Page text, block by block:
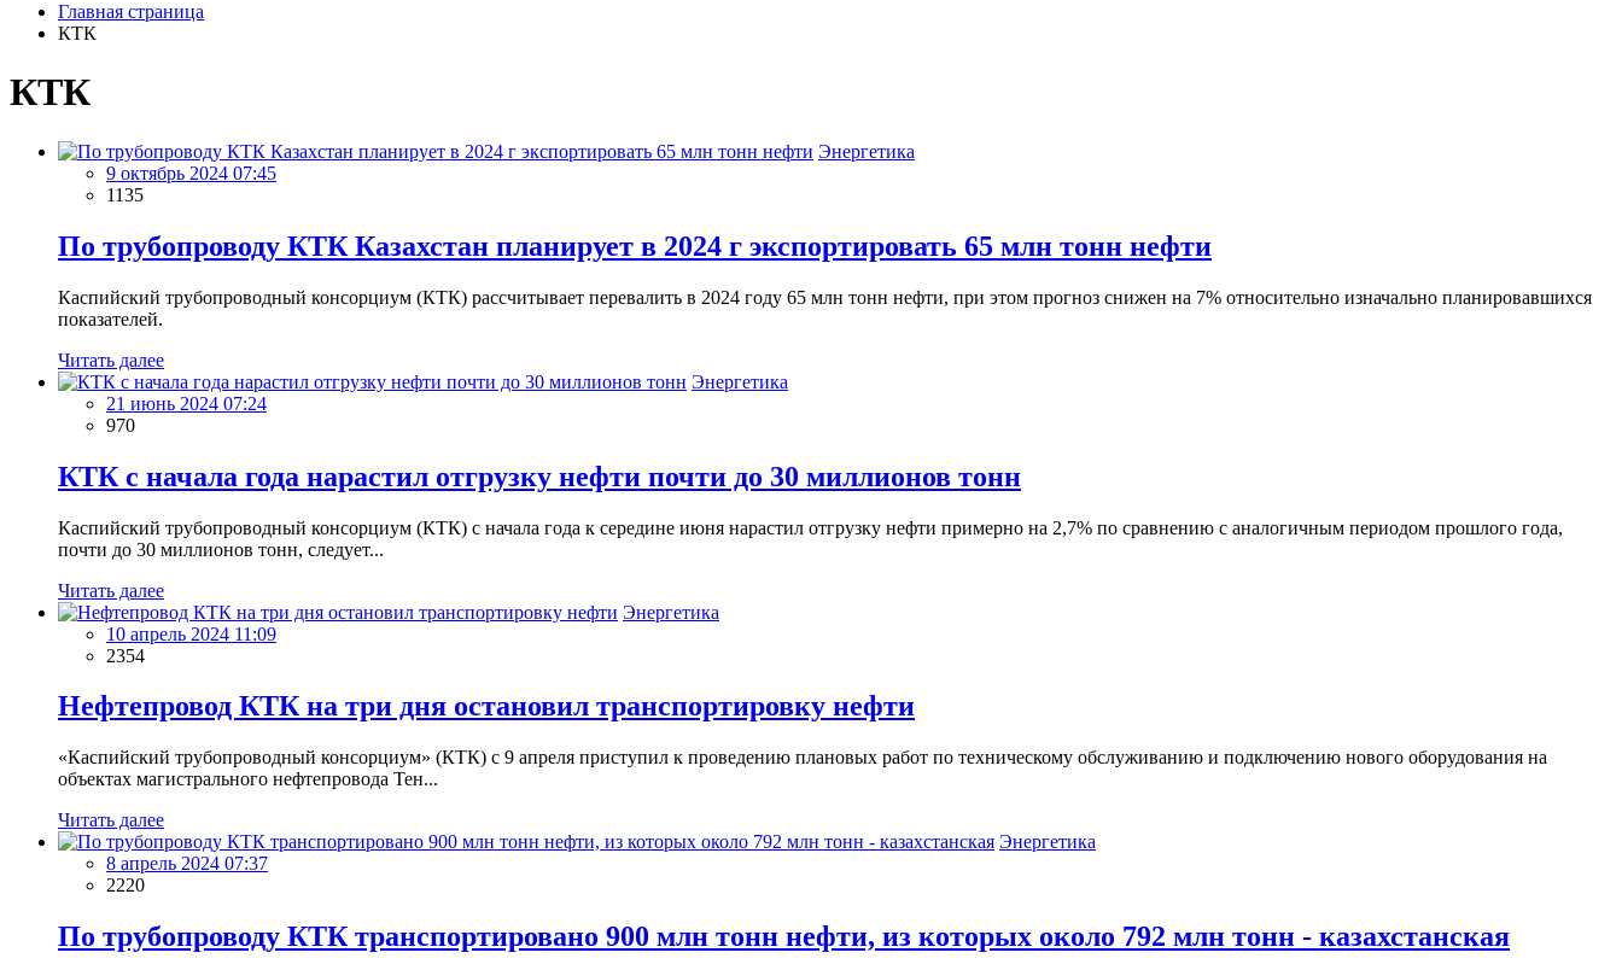
Главная страница
КТК
КТК
Энергетика
9 октябрь 2024 07:45
1135
По трубопроводу КТК Казахстан планирует в 2024 г экспортировать 65 млн тонн нефти
Каспийский трубопроводный консорциум (КТК) рассчитывает перевалить в 2024 году 65 млн тонн нефти, при этом прогноз снижен на 7% относительно изначально планировавшихся
показателей.
Читать далее
Энергетика
21 июнь 2024 07:24
970
КТК с начала года нарастил отгрузку нефти почти до 30 миллионов тонн
Каспийский трубопроводный консорциум (КТК) с начала года к середине июня нарастил отгрузку нефти примерно на 2,7% по сравнению с аналогичным периодом прошлого года,
почти до 30 миллионов тонн, следует...
Читать далее
Энергетика
10 апрель 2024 11:09
2354
Нефтепровод КТК на три дня остановил транспортировку нефти
«Каспийский трубопроводный консорциум» (КТК) с 9 апреля приступил к проведению плановых работ по техническому обслуживанию и подключению нового оборудования на
объектах магистрального нефтепровода Тен...
Читать далее
Энергетика
8 апрель 2024 07:37
2220
По трубопроводу КТК транспортировано 900 млн тонн нефти, из которых около 792 млн тонн - казахстанская